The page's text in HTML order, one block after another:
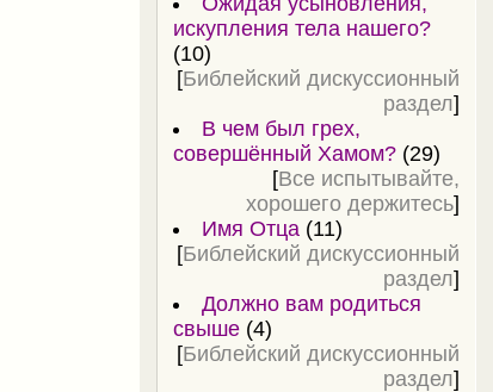
искупления тела нашего?
(10)
[Библейский дискуссионный
раздел]
В чем был грех,
совершённый Хамом? (29)
[Все испытывайте,
хорошего держитесь]
Имя Отца (11)
[Библейский дискуссионный
раздел]
Должно вам родиться
свыше (4)
[Библейский дискуссионный
раздел]